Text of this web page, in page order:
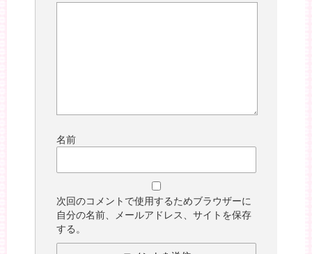
名前
次回のコメントで使用するためブラウザーに
自分の名前、メールアドレス、サイトを保存
する。